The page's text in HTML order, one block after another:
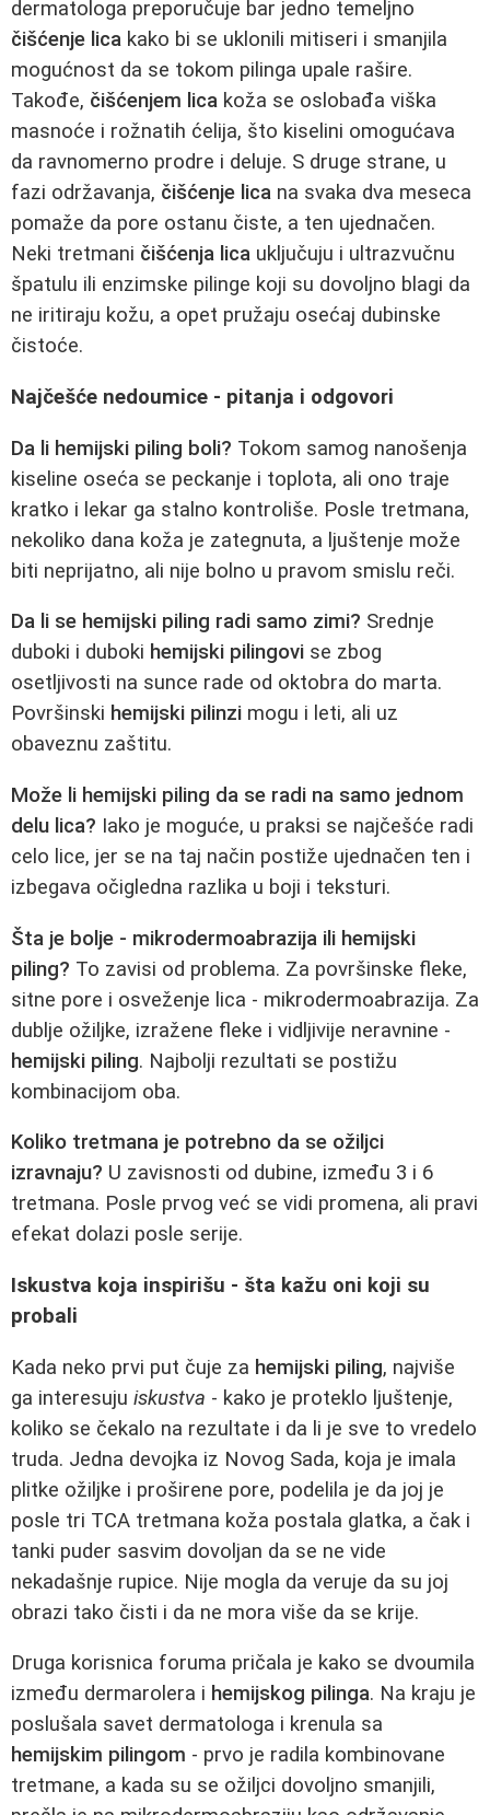
dermatologa preporučuje bar jedno temeljno
čišćenje lica kako bi se uklonili mitiseri i smanjila
mogućnost da se tokom pilinga upale rašire.
Takođe, čišćenjem lica koža se oslobađa viška
masnoće i rožnatih ćelija, što kiselini omogućava
da ravnomerno prodre i deluje. S druge strane, u
fazi održavanja, čišćenje lica na svaka dva meseca
pomaže da pore ostanu čiste, a ten ujednačen.
Neki tretmani čišćenja lica uključuju i ultrazvučnu
špatulu ili enzimske pilinge koji su dovoljno blagi da
ne iritiraju kožu, a opet pružaju osećaj dubinske
čistoće.
Najčešće nedoumice - pitanja i odgovori
Da li hemijski piling boli? Tokom samog nanošenja
kiseline oseća se peckanje i toplota, ali ono traje
kratko i lekar ga stalno kontroliše. Posle tretmana,
nekoliko dana koža je zategnuta, a ljuštenje može
biti neprijatno, ali nije bolno u pravom smislu reči.
Da li se hemijski piling radi samo zimi? Srednje
duboki i duboki hemijski pilingovi se zbog
osetljivosti na sunce rade od oktobra do marta.
Površinski hemijski pilinzi mogu i leti, ali uz
obaveznu zaštitu.
Može li hemijski piling da se radi na samo jednom
delu lica? Iako je moguće, u praksi se najčešće radi
celo lice, jer se na taj način postiže ujednačen ten i
izbegava očigledna razlika u boji i teksturi.
Šta je bolje - mikrodermoabrazija ili hemijski
piling? To zavisi od problema. Za površinske fleke,
sitne pore i osveženje lica - mikrodermoabrazija. Za
dublje ožiljke, izražene fleke i vidljivije neravnine -
hemijski piling. Najbolji rezultati se postižu
kombinacijom oba.
Koliko tretmana je potrebno da se ožiljci
izravnaju? U zavisnosti od dubine, između 3 i 6
tretmana. Posle prvog već se vidi promena, ali pravi
efekat dolazi posle serije.
Iskustva koja inspirišu - šta kažu oni koji su
probali
Kada neko prvi put čuje za hemijski piling, najviše
ga interesuju iskustva - kako je proteklo ljuštenje,
koliko se čekalo na rezultate i da li je sve to vredelo
truda. Jedna devojka iz Novog Sada, koja je imala
plitke ožiljke i proširene pore, podelila je da joj je
posle tri TCA tretmana koža postala glatka, a čak i
tanki puder sasvim dovoljan da se ne vide
nekadašnje rupice. Nije mogla da veruje da su joj
obrazi tako čisti i da ne mora više da se krije.
Druga korisnica foruma pričala je kako se dvoumila
između dermarolera i hemijskog pilinga. Na kraju je
poslušala savet dermatologa i krenula sa
hemijskim pilingom - prvo je radila kombinovane
tretmane, a kada su se ožiljci dovoljno smanjili,